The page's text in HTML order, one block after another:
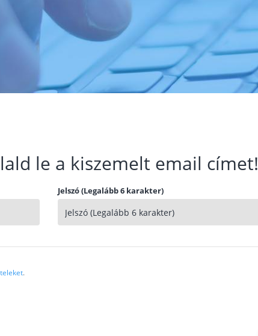
le a kiszemelt email címet!
Jelszó (Legalább 6 karakter)
.